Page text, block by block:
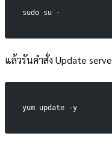
sudo su -
แล้วรันคำสั่ง Update
yum update -y